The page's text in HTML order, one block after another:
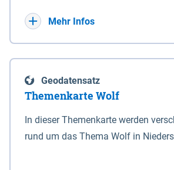
Deichbehörde durch Verordnung
enthalten. Sperrwerke Sperrwerke sind Bauwerke
mit Sperrvorrichtungen in
Schutz eines Gebietes vor erhöhten
vor Sturmfluten, zu dienen bestimmt
Mehr Infos
Geodatensatz
Themenkarte Wolf
In dieser Themenkarte werden
rund um das Thema Wolf in